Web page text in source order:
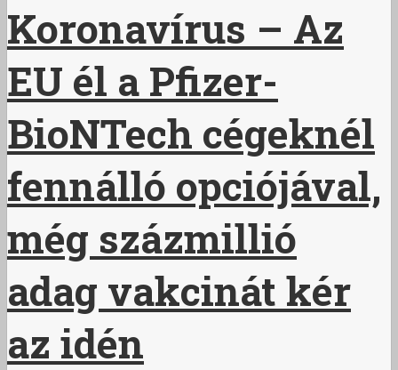
Koronavírus – Az
EU él a Pfizer-
BioNTech cégeknél
fennálló opciójával,
még százmillió
adag vakcinát kér
az idén